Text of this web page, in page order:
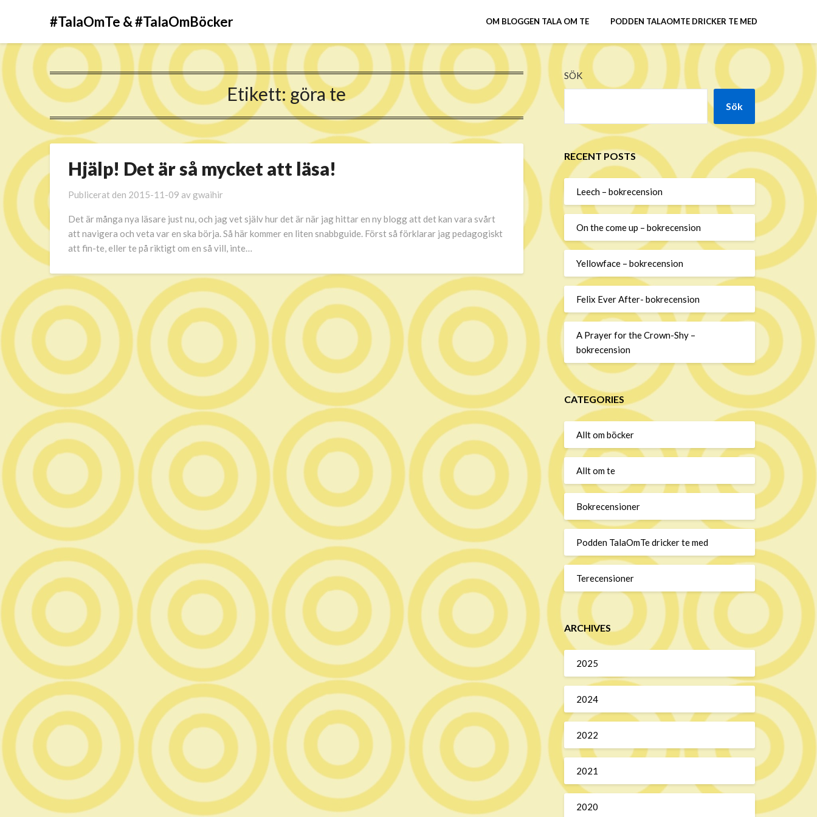
#TalaOmTe & #TalaOmBöcker OM BLOGGEN TALA OM TE PODDEN TALAOMTE DRICKER TE MED
Etikett:göra te
Hjälp! Det är så mycket att läsa!
Publicerat den 2015-11-09 av gwaihir
Det är många nya läsare just nu, och jag vet själv hur det är när jag hittar en ny blogg att det kan vara svårt
att navigera och veta var en ska börja. Så här kommer en liten snabbguide. Först så förklarar jag pedagogiskt
att fin-te, eller te på riktigt om en så vill, inte…
SÖK
Sök
RECENT POSTS
Leech – bokrecension
On the come up – bokrecension
Yellowface – bokrecension
Felix Ever After- bokrecension
A Prayer for the Crown-Shy –
bokrecension
CATEGORIES
Allt om böcker
Allt om te
Bokrecensioner
Podden TalaOmTe dricker te med
Terecensioner
ARCHIVES
2025
2024
2022
2021
2020